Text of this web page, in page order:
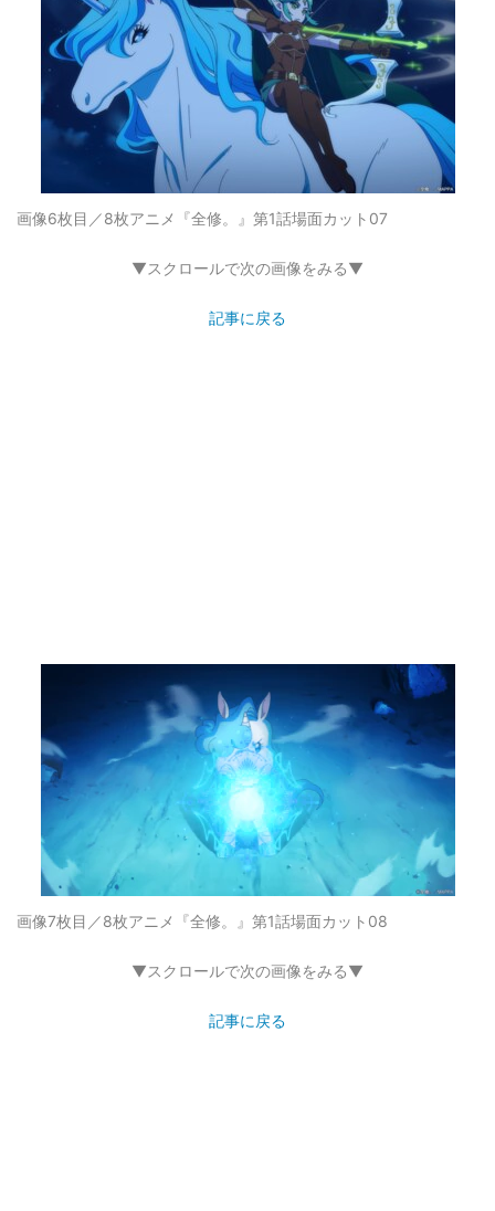
画像6枚目／8枚アニメ『全修。』第1話場面カット07
▼スクロールで次の画像をみる▼
記事に戻る
画像7枚目／8枚アニメ『全修。』第1話場面カット08
▼スクロールで次の画像をみる▼
記事に戻る